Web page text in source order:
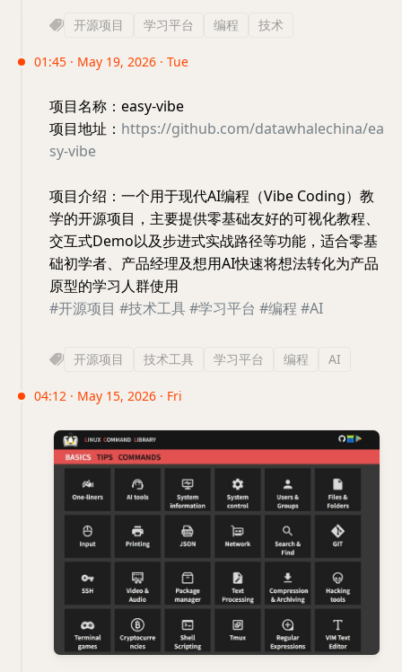
开源项目 学习平台 编程 技术
01:45 · May 19, 2026 · Tue
项目名称：easy-vibe
项目地址： https://github.com/datawhalechina/ea
sy-vibe
项目介绍：一个用于现代AI编程（Vibe Coding）教
学的开源项目，主要提供零基础友好的可视化教程、
交互式Demo以及步进式实战路径等功能，适合零基
础初学者、产品经理及想用AI快速将想法转化为产品
原型的学习人群使用
#开源项目 #技术工具#学习平台 #编程 #AI
开源项目 技术工具 学习平台 编程 AI
04:12 · May 15, 2026 · Fri